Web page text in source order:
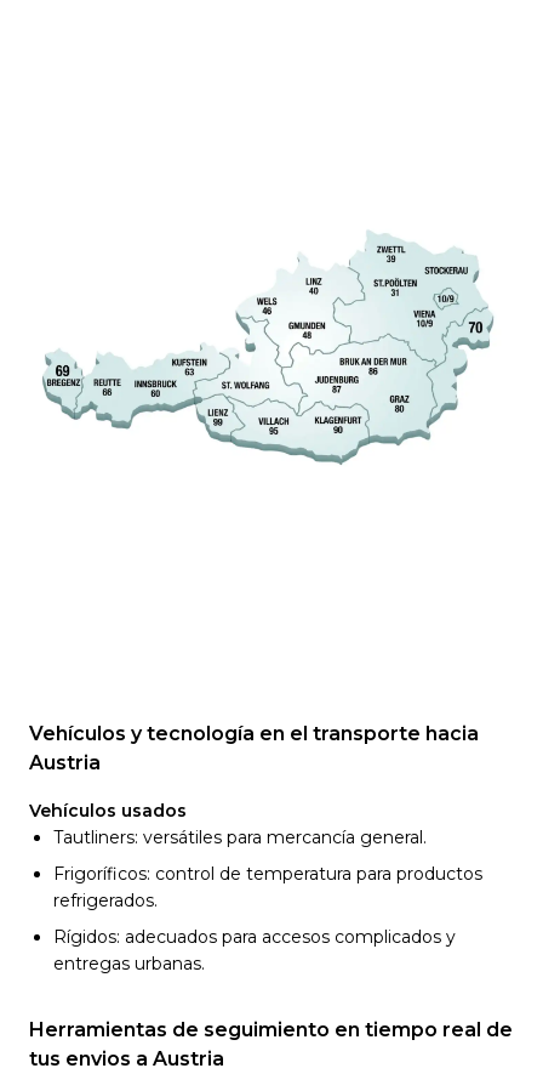
Vehículos y tecnología en el transporte hacia
Austria
Vehículos usados
Tautliners: versátiles para mercancía general.
Frigoríficos: control de temperatura para productos
refrigerados.
Rígidos: adecuados para accesos complicados y
entregas urbanas.
Herramientas de seguimiento en tiempo real de
tus envios a Austria